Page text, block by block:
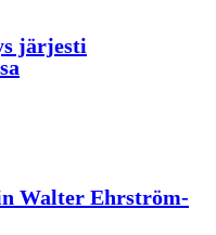
järjesti
Walter Ehrström-